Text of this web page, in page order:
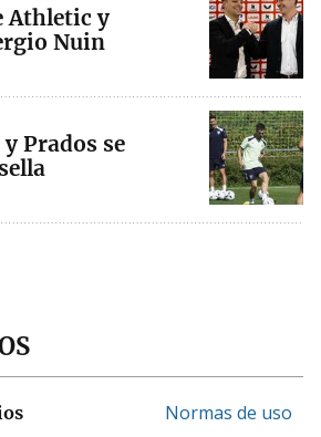
Athletic y
Nuin
Prados se
Normas de uso